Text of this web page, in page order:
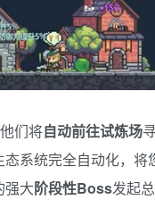
们将自动前往试炼场
系统完全自动化，
强大阶段性Boss发起